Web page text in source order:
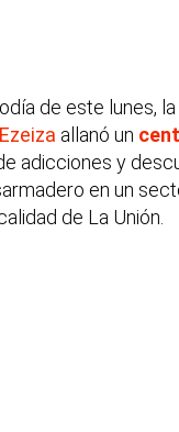
de este lunes, la
Ezeiza allanó un
adicciones y
en un
de La Unión.